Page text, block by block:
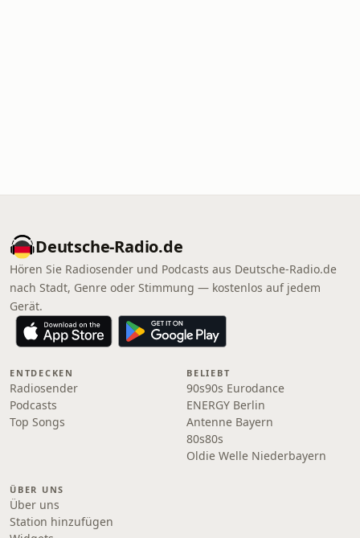
Deutsche-Radio.de
Hören Sie Radiosender und Podcasts aus Deutsche-Radio.de
nach Stadt, Genre oder Stimmung — kostenlos auf jedem
Gerät.
ENTDECKEN
Radiosender
Podcasts
Top Songs
BELIEBT
90s90s Eurodance
ENERGY Berlin
Antenne Bayern
80s80s
Oldie Welle Niederbayern
ÜBER UNS
Über uns
Station hinzufügen